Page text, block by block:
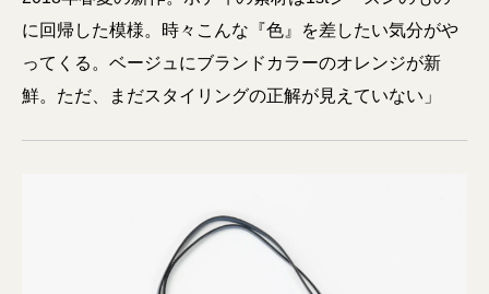
に回帰した模様。時々こんな『色』を差したい気分がや
ってくる。ベージュにブランドカラーのオレンジが新
鮮。ただ、まだスタイリングの正解が見えていない」